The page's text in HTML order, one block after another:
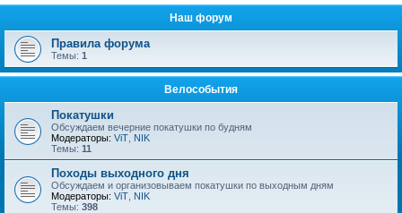
с
Наш форум
Правила форума
Темы: 1
Велособытия
Покатушки
Обсуждаем вечерние покатушки по будням
Модераторы: ViT NIK
Темы: 11
Походы выходного дня
Обсуждаем и организовываем покатушки по выходным дням
Модераторы: ViT NIK
Темы: 398